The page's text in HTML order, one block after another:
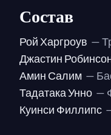
Состав
Рой Харгроув —
Джастин
Амин Салим —
Тадатака Унно —
Куинси Филлипс